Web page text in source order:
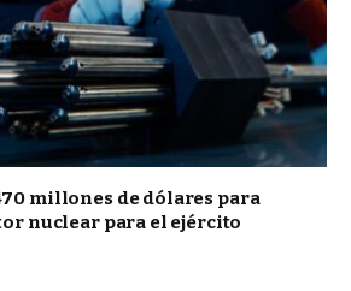
millones de dólares para
nuclear para el ejército